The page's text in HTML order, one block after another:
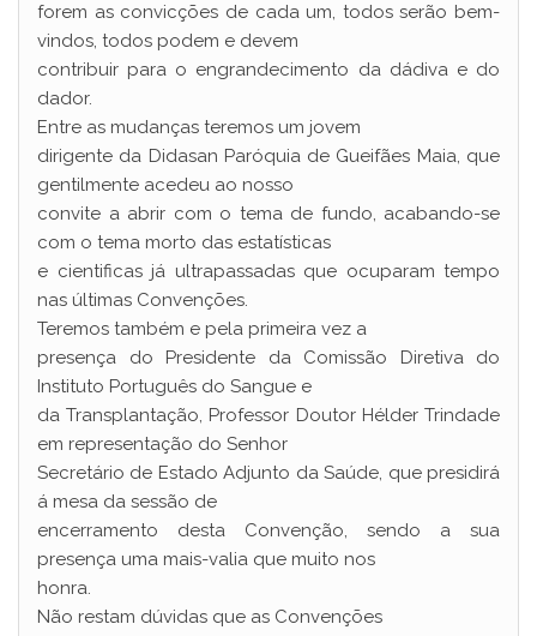
forem as convicções de cada um, todos serão bem-
vindos, todos podem e devem
contribuir para o engrandecimento da dádiva e do
dador.
Entre as mudanças teremos um jovem
dirigente da Didasan Paróquia de Gueifães Maia, que
gentilmente acedeu ao nosso
convite a abrir com o tema de fundo, acabando-se
com o tema morto das estatísticas
e cientificas já ultrapassadas que ocuparam tempo
nas últimas Convenções.
Teremos também e pela primeira vez a
presença do Presidente da Comissão Diretiva do
Instituto Português do Sangue e
da Transplantação, Professor Doutor Hélder Trindade
em representação do Senhor
Secretário de Estado Adjunto da Saúde, que presidirá
á mesa da sessão de
encerramento desta Convenção, sendo a sua
presença uma mais-valia que muito nos
honra.
Não restam dúvidas que as Convenções